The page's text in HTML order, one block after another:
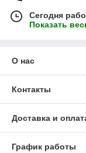
Сегодня
Показать
О нас
Контакты
Доставка и
График работы